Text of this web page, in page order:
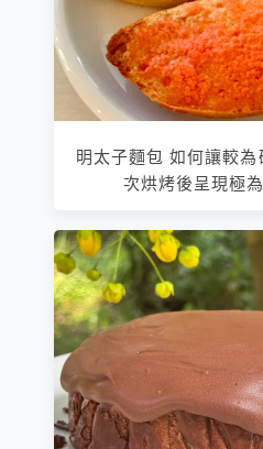
明太子麵包 如何讓較
次烘烤後呈現極